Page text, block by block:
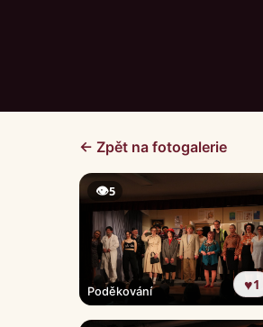
← Zpět na fotogalerie
Poděkování
👁5
♥1